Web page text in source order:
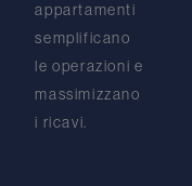
appartamenti
semplificano
le operazioni e
massimizzano
i ricavi.